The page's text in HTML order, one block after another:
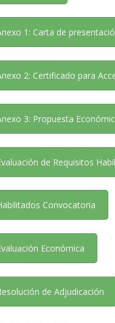
1: Carta de
2: Certificado para
3: Propuesta
de Requisitos
Convocatoria
Económica
de Adjudicación